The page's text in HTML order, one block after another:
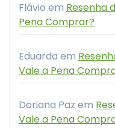
Flávio em Resenha
Pena Comprar?
Eduarda em
Vale a Pena
Doriana Paz em
Vale a Pena